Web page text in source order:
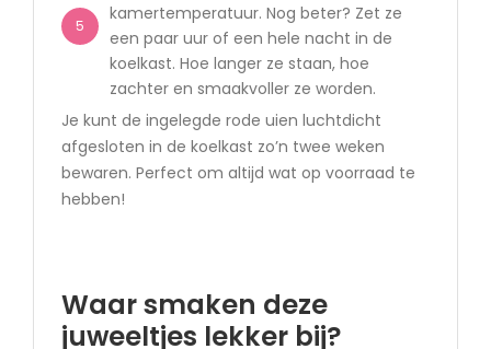
5
kamertemperatuur. Nog beter? Zet ze
een paar uur of een hele nacht in de
koelkast. Hoe langer ze staan, hoe
zachter en smaakvoller ze worden.
Je kunt de ingelegde rode uien luchtdicht
afgesloten in de koelkast zo’n twee weken
bewaren. Perfect om altijd wat op voorraad te
hebben!
Waar smaken deze
juweeltjes lekker bij?